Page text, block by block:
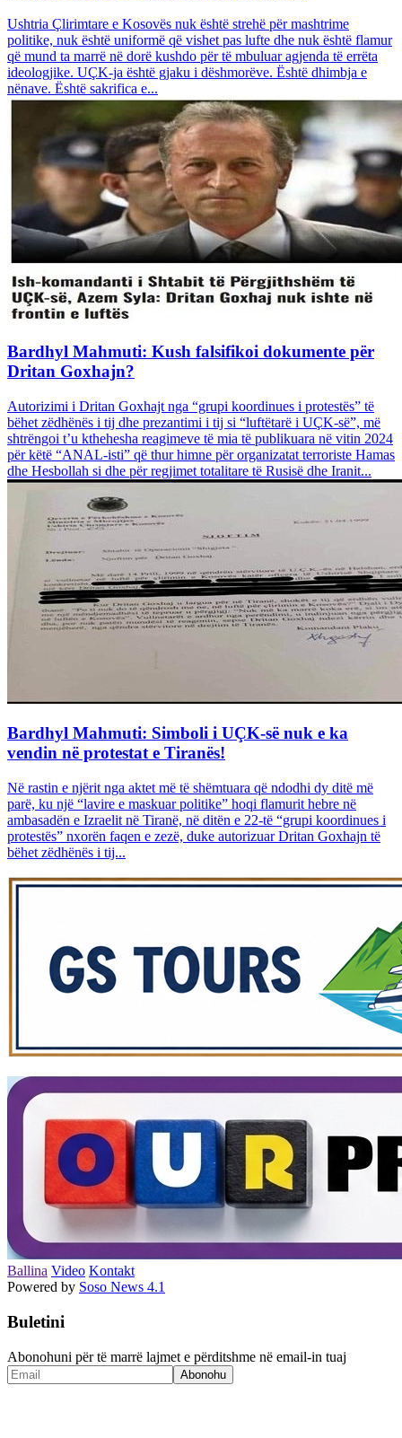
Ushtria Çlirimtare e Kosovës nuk është strehë për mashtrime
politike, nuk është uniformë që vishet pas lufte dhe nuk është flamur
që mund ta marrë në dorë kushdo për të mbuluar agjenda të errëta
ideologjike. UÇK-ja është gjaku i dëshmorëve. Është dhimbja e
nënave. Është sakrifica e...
Bardhyl Mahmuti: Kush falsifikoi dokumente për
Dritan Goxhajn?
Autorizimi i Dritan Goxhajt nga “grupi koordinues i protestës” të
bëhet zëdhënës i tij dhe prezantimi i tij si “luftëtarë i UÇK-së”, më
shtrëngoi t’u kthehesha reagimeve të mia të publikuara në vitin 2024
për këtë “ANAL-isti” që thur himne për organizatat terroriste Hamas
dhe Hesbollah si dhe për regjimet totalitare të Rusisë dhe Iranit...
Bardhyl Mahmuti: Simboli i UÇK-së nuk e ka
vendin në protestat e Tiranës!
Në rastin e njërit nga aktet më të shëmtuara që ndodhi dy ditë më
parë, ku një “lavire e maskuar politike” hoqi flamurit hebre në
ambasadën e Izraelit në Tiranë, në ditën e 22-të “grupi koordinues i
protestës” nxorën faqen e zezë, duke autorizuar Dritan Goxhajn të
bëhet zëdhënës i tij...
Ballina Video Kontakt
Powered by Soso News 4.1
Buletini
Abonohuni për të marrë lajmet e përditshme në email-in tuaj
Abonohu